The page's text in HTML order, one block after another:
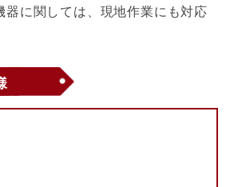
に関しては、現地作業にも対応